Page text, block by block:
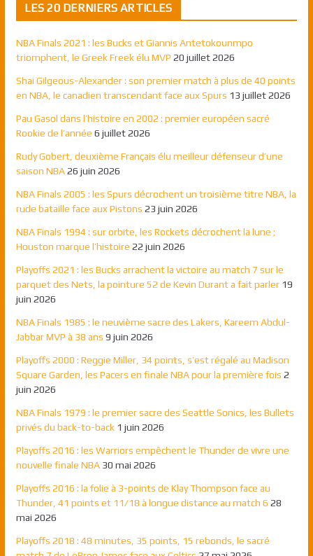
LES 20 DERNIERS ARTICLES
NBA Finals 2021 : les Bucks et Giannis Antetokounmpo
triomphent, le Greek Freek élu MVP 20 juillet 2026
Shai Gilgeous-Alexander : son premier match à plus de 40 points
en NBA, le canadien transcendant face aux Spurs 13 juillet 2026
Pau Gasol dans l’histoire en 2002 : premier européen sacré
Rookie de l’année 6 juillet 2026
Rudy Gobert, deuxième Français élu meilleur défenseur d’une
saison NBA 26 juin 2026
NBA Finals 2005 : les Spurs décrochent un troisième titre NBA, la
rude bataille face aux Pistons 23 juin 2026
NBA Finals 1994 : sur orbite, les Rockets décrochent la lune ;
Houston marque l’histoire 22 juin 2026
Playoffs 2021 : les Bucks arrachent la victoire au match 7 sur le
parquet des Nets, la pointure 52 de Kevin Durant a fait parler 19
juin 2026
NBA Finals 1985 : le neuvième sacre des Lakers, Kareem Abdul-
Jabbar MVP à 38 ans 9 juin 2026
Playoffs 2000 : Reggie Miller, 34 points, s’est régalé au Madison
Square Garden, les Pacers en finale NBA pour la première fois 2
juin 2026
NBA Finals 1979 : le premier sacre des Seattle Sonics, les Bullets
privés du back-to-back 1 juin 2026
Playoffs 2016 : les Warriors empêchent le Thunder de vivre une
nouvelle finale NBA 30 mai 2026
Playoffs 2016 : la folie à 3-points de Klay Thompson face au
Thunder, 41 points et 11/18 à longue distance au match 6 28
mai 2026
Playoffs 2018 : 48 minutes, 35 points, 15 rebonds, le sacré